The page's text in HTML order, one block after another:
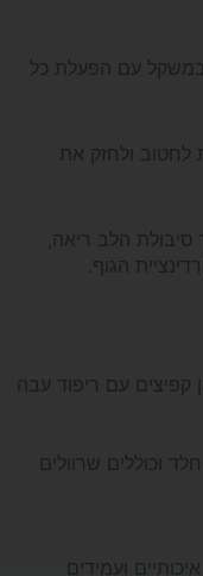
במשקל עם הפעלת כל
לחטוב ולחזק את
סיבולת הלב ריאה,
הגוף.
מגן קפיצים עם ריפוד עבה
וכוללים שרוולים
ועמידים